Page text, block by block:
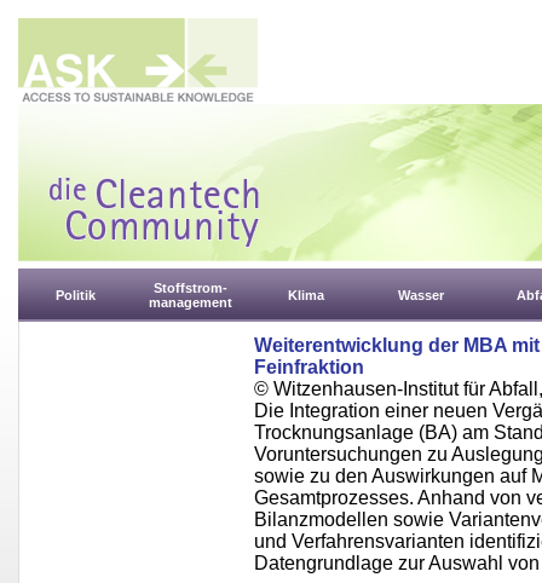
Politik
Stoffstrom-
management
Klima Wasser
Weiterentwicklung der MBA
Feinfraktion
© Witzenhausen-Institut für
Die Integration einer neuen
Trocknungsanlage (BA) am
Voruntersuchungen zu
sowie zu den Auswirkungen auf
Gesamtprozesses. Anhand von
Bilanzmodellen sowie
und Verfahrensvarianten
Datengrundlage zur Auswahl